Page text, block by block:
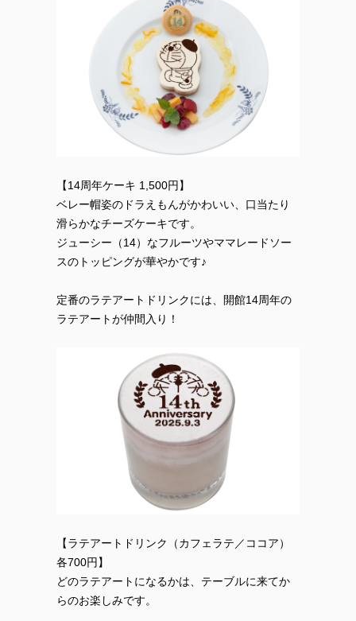
【14周年ケーキ 1,500円】
ベレー帽姿のドラえもんがかわいい、口当たり
滑らかなチーズケーキです。
ジューシー（14）なフルーツやママレードソー
スのトッピングが華やかです♪
定番のラテアートドリンクには、開館14周年の
ラテアートが仲間入り！
【ラテアートドリンク（カフェラテ／ココア）
各700円】
どのラテアートになるかは、テーブルに来てか
らのお楽しみです。